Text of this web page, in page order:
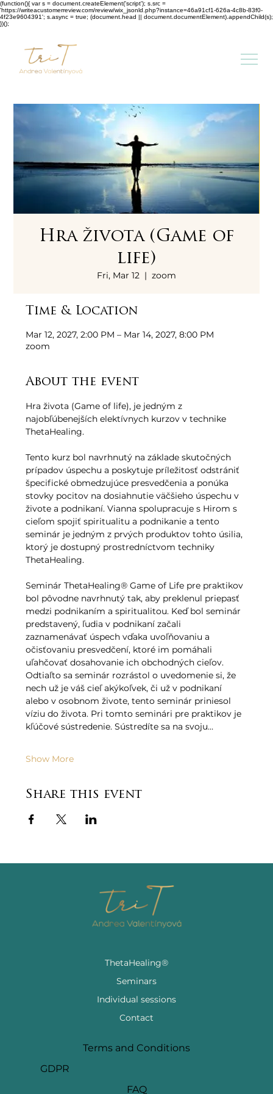
(function(){ var s = document.createElement('script'); s.src =
'https://writeacustomerreview.com/review/wix_jsonld.php?instance=46a91cf1-626a-4c8b-83f0-
4f23e9604391'; s.async = true; (document.head || document.documentElement).appendChild(s);
})();
Hra života (Game of
life)
Fri, Mar 12
  |
zoom
Time & Location
Mar 12, 2027, 2:00 PM – Mar 14, 2027, 8:00 PM
zoom
About the event
Hra života (Game of life), je jedným z
najobľúbenejších elektívnych kurzov v technike
ThetaHealing.
Tento kurz bol navrhnutý na základe skutočných
prípadov úspechu a poskytuje príležitosť odstrániť
špecifické obmedzujúce presvedčenia a ponúka
stovky pocitov na dosiahnutie väčšieho úspechu v
živote a podnikaní. Vianna spolupracuje s Hirom s
cieľom spojiť spiritualitu a podnikanie a tento
seminár je jedným z prvých produktov tohto úsilia,
ktorý je dostupný prostredníctvom techniky
ThetaHealing.
Seminár ThetaHealing® Game of Life pre praktikov
bol pôvodne navrhnutý tak, aby preklenul priepasť
medzi podnikaním a spiritualitou. Keď bol seminár
predstavený, ľudia v podnikaní začali
zaznamenávať úspech vďaka uvoľňovaniu a
očisťovaniu presvedčení, ktoré im pomáhali
uľahčovať dosahovanie ich obchodných cieľov.
Odtiaľto sa seminár rozrástol o uvedomenie si, že
nech už je váš cieľ akýkoľvek, či už v podnikaní
alebo v osobnom živote, tento seminár priniesol
víziu do života. Pri tomto seminári pre praktikov je
kľúčové sústredenie. Sústredíte sa na svoju…
Show More
Share this event
ThetaHealing®
Seminars
Individual sessions
Contact
Terms and Conditions
GDPR
FAQ